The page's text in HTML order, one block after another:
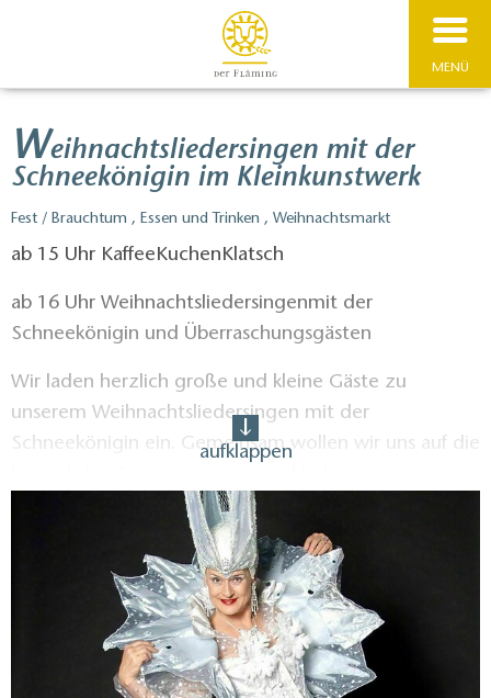
MENÜ
Weihnachtsliedersingen mit der
Schneekönigin im Kleinkunstwerk
Fest / Brauchtum , Essen und Trinken , Weihnachtsmarkt
ab 15 Uhr KaffeeKuchenKlatsch
ab 16 Uhr Weihnachtsliedersingenmit der
Schneekönigin und Überraschungsgästen
Wir laden herzlich große und kleine Gäste zu
unserem Weihnachtsliedersingen mit der
Schneekönigin ein. Gemeinsam wollen wir uns auf die
Weihnachtslieder singen.
Für den kleinen Appetit bieten wir Kaffee & Kuchen,
Glühwein, Kinderpunsch & Stolle an. Wir freuen uns
auf einen wundervollen Nachmittag voller
vorweihnachtlicher Freude.
aufklappen